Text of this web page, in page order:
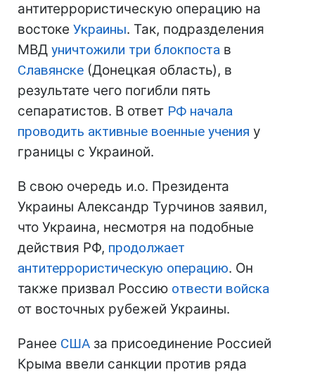
антитеррористическую операцию на
востоке Украины. Так, подразделения
МВД уничтожили три блокпоста в
Славянске (Донецкая область), в
результате чего погибли пять
сепаратистов. В ответ РФ начала
проводить активные военные учения у
границы с Украиной.
В свою очередь и.о. Президента
Украины Александр Турчинов заявил,
что Украина, несмотря на подобные
действия РФ, продолжает
антитеррористическую операцию. Он
также призвал Россию отвести войска
от восточных рубежей Украины.
Ранее США за присоединение Россией
Крыма ввели санкции против ряда